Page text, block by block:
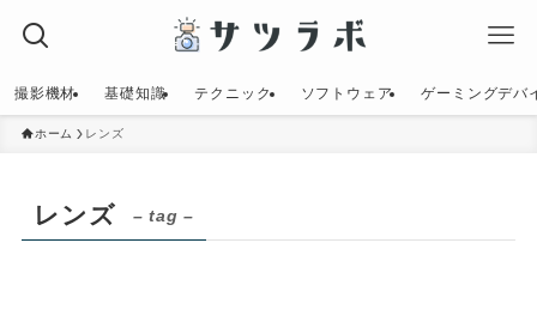
撮影機材 基礎知識 テクニック ソフトウェア ゲーミングデバ
ホーム レンズ
レンズ – tag –